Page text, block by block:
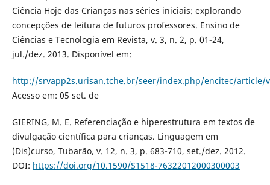
Ciência Hoje das Crianças nas séries iniciais: explorando
concepções de leitura de futuros professores. Ensino de
Ciências e Tecnologia em Revista, v. 3, n. 2, p. 01-24,
jul./dez. 2013. Disponível em:
http://srvapp2s.urisan.tche.br/seer/index.php/encitec/article/
Acesso em: 05 set. de
GIERING, M. E. Referenciação e hiperestrutura em textos de
divulgação científica para crianças. Linguagem em
(Dis)curso, Tubarão, v. 12, n. 3, p. 683-710, set./dez. 2012.
DOI: https://doi.org/10.1590/S1518-76322012000300003